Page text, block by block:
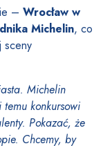
– Wrocław w
Michelin, co
sceny
Michelin
konkursowi
Pokazać, że
Chcemy, by